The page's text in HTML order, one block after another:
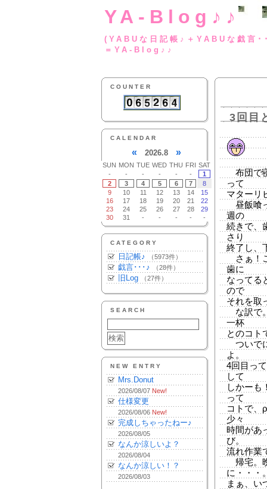
YA-Blog♪♪
(YABUな日記帳♪
＝YA-Blog♪♪
COUNTER
CALENDAR
« 2026.8 »
SUN MON TUE WED THU FRI SAT
-
- - - - -
1
2
3 4 5 6 7
8
9
10 11 12 13 14
15
16
17 18 19 20 21
22
23
24 25 26 27 28
29
30
31 - - - - -
CATEGORY
日記帳♪ （5973件）
戯言･･･♪ （28件）
旧Log （27件）
SEARCH
NEW ENTRY
Mrs.Donut
2026/08/07 New!
仕様変更
2026/08/06 New!
完成しちゃったねー♪
2026/08/05
なんか涼しいよ？
2026/08/04
なんか涼しい！？
2026/08/03
3回目
布団で
って
マターリ
昼飯喰
週の
続きで、
さり
終了し、
さぁ！
歯に
なってる
ので
それを取
な訳で
一杯
とのコト
ついで
よ。
4回目っ
して
しかーも
って
コトで、
少々
時間があ
び。
流れ作業
帰宅。
に・・・
まぁ、い